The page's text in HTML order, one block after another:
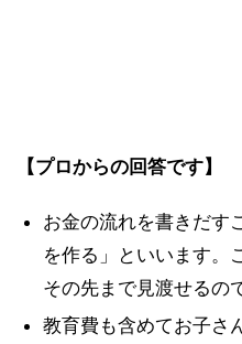
【プロからの回答です】
お金の流れを書きだす
を作る」といいます。
その先まで見渡せるの
教育費も含めてお子さ